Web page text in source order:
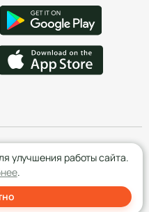
- Red Promo
улучшения работы сайта.
.